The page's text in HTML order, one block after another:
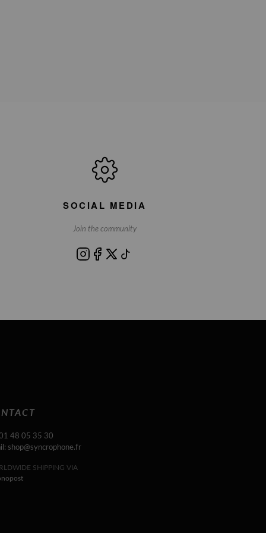
SOCIAL MEDIA
Join the community
48 05 35 30
shop@syncrophone.fr
SHIPPING VIA